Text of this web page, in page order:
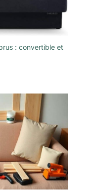
: convertible et